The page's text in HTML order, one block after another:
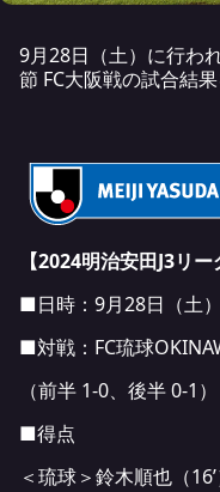
9月28日（土）に行わ
節 FC大阪戦の試合結
【2024明治安田J3リ
■日時：9月28日（土
■対戦：FC琉球
（前半 1-0、後半 0-1）
■得点
＜琉球＞鈴木順也（16’